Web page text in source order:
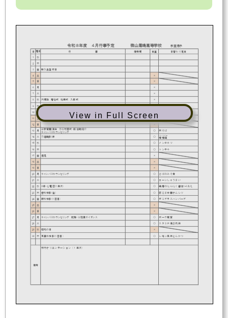
View in Full Screen
日 曜日 行 事 備考欄 食堂
日替わり定食
1
水
2 木
3 金
新入生登校日
4
土
×
5
日
×
6
月 ×
7 火 ×
8 水 大掃除 着任式 始業式 入学式 ×
9 木 課題考査（２・３年） １年次到達度テスト
10 金 交通安全協会校門指導 ③④身体計測 ⑤離任式 ⑥LHR １年次個人写真
11 土 ×
12 日
13 月
④教育講演会 ⑤⑥対面式・部活動紹介
キャンパスカウンセリング
〇 天そば
14 火 ⑦避難訓練 〇 棒棒鶏
バンバンジー
15 水 〇 メンチカツ
16 木 〇 トンテキ
17 金 遠足 ×
18 土 ×
19 日 ×
20 月 キャンパスカウンセリング 〇 さばのみそ煮
21 火 〇 コーンしゅうまい
22 水 Ｘ線・心電図(１年次) 〇 鶏唐のにんにく醤油ｿｰｽあえ
23 木 歯科検診(全) 〇 豚こま中華オムレツ
24 金 眼科検診(１回目) 〇 デミグラスハンバーグ
25 土 ×
26 日 ×
27 月 キャンパスカウンセリング 就職・公務員ガイダンス 〇 ポーク南蛮
28 火 〇 スタミナ焼き肉丼
29 水 昭和の日 ×
30 木 耳鼻科検診(１回目) 〇 レモン風味とんかつ
校内オリエンテーション（１年次）
令和８年度 ４月行事予定 篠山鳳鳴高等学校
備考
教室掲示